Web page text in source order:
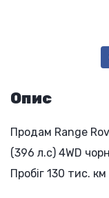
Опис
Продам Range
(396 л.с) 4WD
Пробіг 130 тис. км